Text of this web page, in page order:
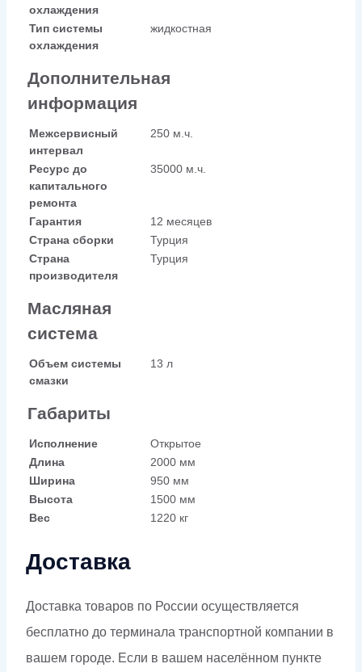
охлаждения
Тип системы
охлаждения
жидкостная
Дополнительная
информация
Межсервисный
интервал
250 м.ч.
Ресурс до
капитального
ремонта
35000 м.ч.
Гарантия
12 месяцев
Страна сборки
Турция
Страна
производителя
Турция
Масляная
система
Объем системы
смазки
13 л
Габариты
Исполнение
Открытое
Длина
2000 мм
Ширина
950 мм
Высота
1500 мм
Вес
1220 кг
Доставка
Доставка товаров по России осуществляется
бесплатно до терминала транспортной компании в
вашем городе. Если в вашем населённом пункте